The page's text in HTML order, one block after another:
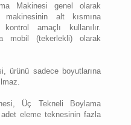
Makinesi genel olarak
makinesinin alt kısmına
amaçlı kullanılır.
mobil (tekerlekli) olarak
ürünü sadece boyutlarına
Üç Tekneli Boylama
eleme teknesinin fazla